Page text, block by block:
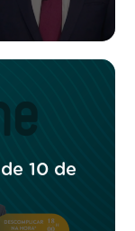
10 de